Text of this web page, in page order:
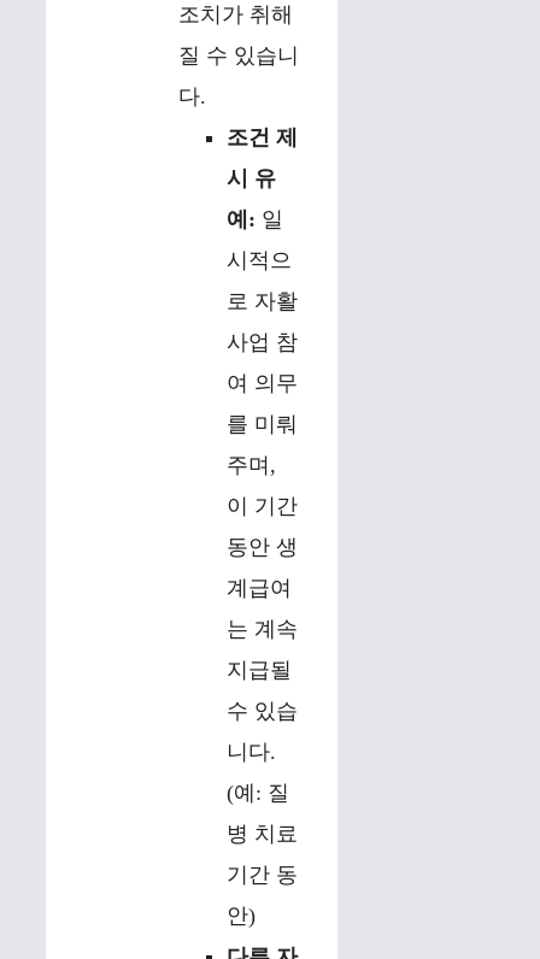
조치가 취해
질 수 있습니
다.
조건 제
시 유
예: 일
시적으
로 자활
사업 참
여 의무
를 미뤄
주며,
이 기간
동안 생
계급여
는 계속
지급될
수 있습
니다.
(예: 질
병 치료
기간 동
안)